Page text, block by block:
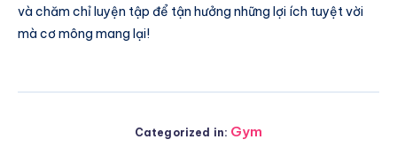
và chăm chỉ luyện tập để tận hưởng những lợi ích tuyệt vời
mà cơ mông mang lại!
Categorized in: Gym